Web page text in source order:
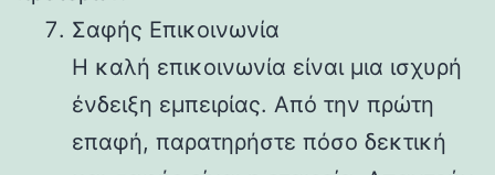
Σαφής Επικοινωνία
Η καλή επικοινωνία είναι μια ισχυρή
ένδειξη εμπειρίας. Από την πρώτη
επαφή, παρατηρήστε πόσο δεκτική